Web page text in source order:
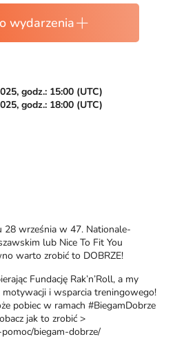
wydarzenia
godz.: 15:00 (UTC)
godz.: 18:00 (UTC)
września w 47. Nationale-
lub Nice To Fit You
warto zrobić to DOBRZE!
Fundację Rak’n’Roll, a my
i wsparcia treningowego!
pobiec w ramach #BiegamDobrze
jak to zrobić >
biegam-dobrze/